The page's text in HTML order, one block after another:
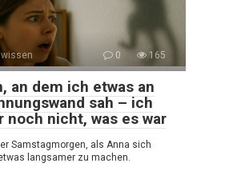
0 165
an dem ich etwas an
sah – ich
noch nicht, was es war
Samstagmorgen, als Anna sich
langsamer zu machen.